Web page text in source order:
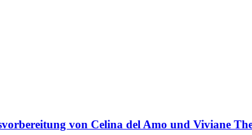
von Celina del Amo und Viviane